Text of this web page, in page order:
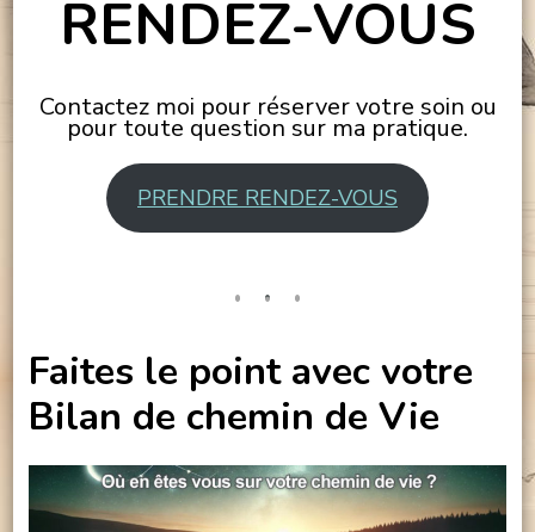
RENDEZ-VOUS
Contactez moi pour réserver votre soin ou
pour toute question sur ma pratique.
PRENDRE RENDEZ-VOUS
Faites le point avec votre
Bilan de chemin de Vie